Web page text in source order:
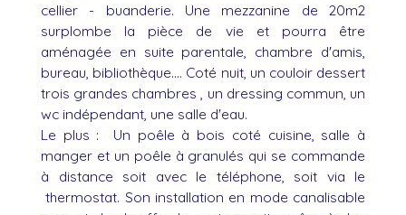
cellier - buanderie. Une mezzanine de 20m2
surplombe la pièce de vie et pourra être
aménagée en suite parentale, chambre d'amis,
bureau, bibliothèque.... Coté nuit, un couloir dessert
trois grandes chambres , un dressing commun, un
wc indépendant, une salle d'eau.
Le plus : Un poêle à bois coté cuisine, salle à
manger et un poêle à granulés qui se commande
à distance soit avec le téléphone, soit via le
thermostat. Son installation en mode canalisable